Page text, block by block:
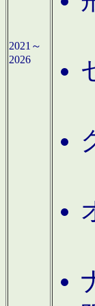
2021～
2026